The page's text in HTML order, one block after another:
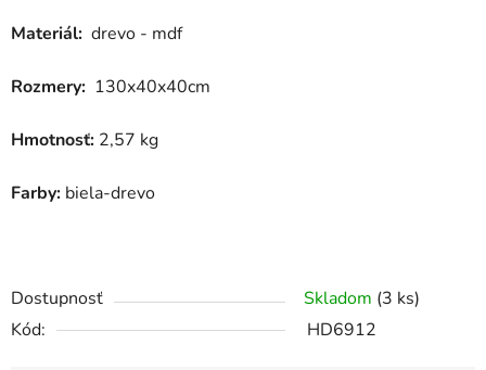
Materiál: drevo - mdf
Rozmery: 130x40x40cm
Hmotnosť: 2,57 kg
Farby: biela-drevo
Dostupnosť Skladom (3 ks)
Kód:
HD6912